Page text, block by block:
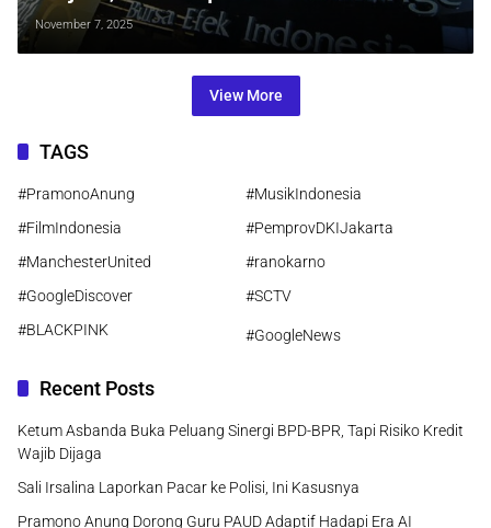
Keuangan 2025 Dengan Capaian
Impresif
November 7, 2025
View More
TAGS
#PramonoAnung
#MusikIndonesia
#FilmIndonesia
#PemprovDKIJakarta
#ManchesterUnited
#ranokarno
#GoogleDiscover
#SCTV
#BLACKPINK
#GoogleNews
Recent Posts
Ketum Asbanda Buka Peluang Sinergi BPD-BPR, Tapi Risiko Kredit
Wajib Dijaga
Sali Irsalina Laporkan Pacar ke Polisi, Ini Kasusnya
Pramono Anung Dorong Guru PAUD Adaptif Hadapi Era AI